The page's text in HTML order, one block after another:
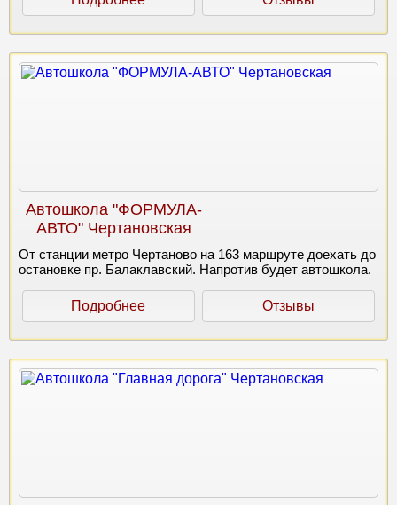
Автошкола "ФОРМУЛА-
АВТО" Чертановская
От станции метро Чертаново на 163 маршруте доехать до
остановке пр. Балаклавский. Напротив будет автошкола.
Подробнее Отзывы